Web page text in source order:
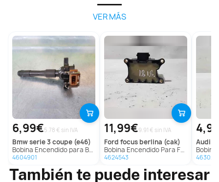
VER MÁS
6,99€5.78 € sin IVA
bmwserie 3 coupe (e46)
Bobina Encendido para Bmw Serie 3 Coupe (E46)
4604901
11,99€9.91 € sin IVA
ford focus berlina (cak)
Bobina Encendido Para Ford Focus Berlina
4624543
audi
Bobina
También te puede interesar